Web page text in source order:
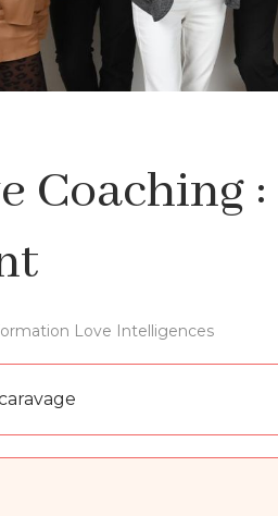
Love Intelligences